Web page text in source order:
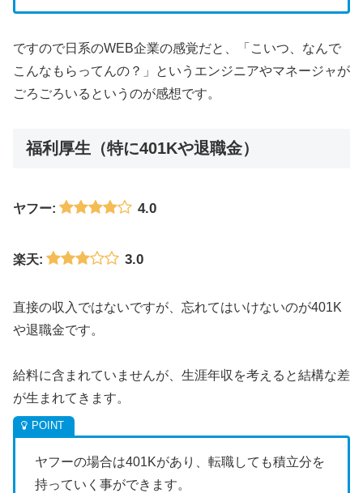
ですので日系のWEB企業の感覚だと、「こいつ、なんで
こんなもらってんの？」というエンジニアやマネージャが
ごろごろいるというのが感想です。
福利厚生（特に401Kや退職金）
ヤフー: 4.0
楽天: 3.0
直接の収入ではないですが、忘れてはいけないのが401K
や退職金です。
給料に含まれていませんが、生涯年収を考えると結構な差
が生まれてきます。
ヤフーの場合は401Kがあり、転職しても積立分を
持っていく事ができます。